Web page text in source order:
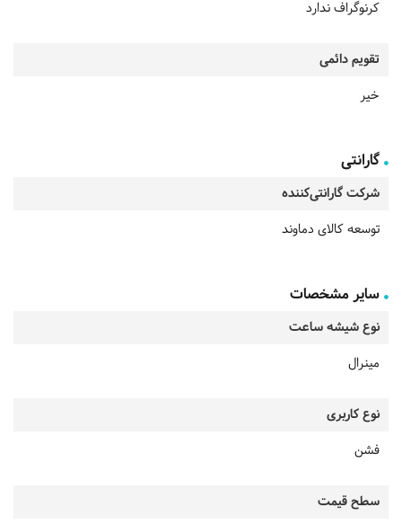
کرنوگراف ندارد
تقویم دائمی
خیر
گارانتی
شرکت گارانتی‌کننده
توسعه کالای دماوند
سایر مشخصات
نوع شیشه ساعت
مینرال
نوع کاربری
فشن
سطح قیمت